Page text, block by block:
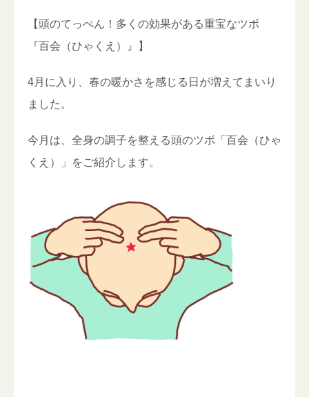
【頭のてっぺん！多くの効果がある重宝なツボ
『百会（ひゃくえ）』】
4月に入り、春の暖かさを感じる日が増えてまいり
ました。
今月は、全身の調子を整える頭のツボ「百会（ひゃ
くえ）」をご紹介します。